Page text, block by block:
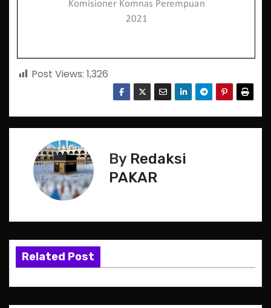
Post Views: 1,326
By Redaksi
PAKAR
Related Post